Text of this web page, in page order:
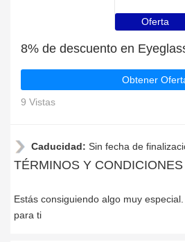
Oferta
Obtener
9 Vistas
Caducidad: Sin fecha de
TÉRMINOS Y CONDICIONES
Estás consiguiendo algo muy
para ti